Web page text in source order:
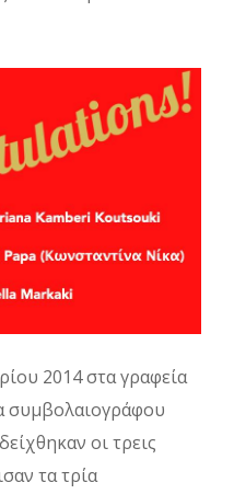
2014 στα γραφεία
συμβολαιογράφου
οι τρεις
τα τρία